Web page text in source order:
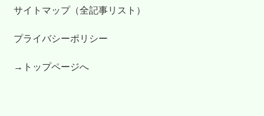
サイトマップ（全記事リスト）
プライバシーポリシー
→トップページへ